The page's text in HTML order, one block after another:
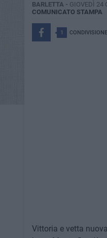
BARLETTA - GIOVEDÌ 24
COMUNICATO STAMPA
1 CONDIVISIONE
Vittoria e vetta